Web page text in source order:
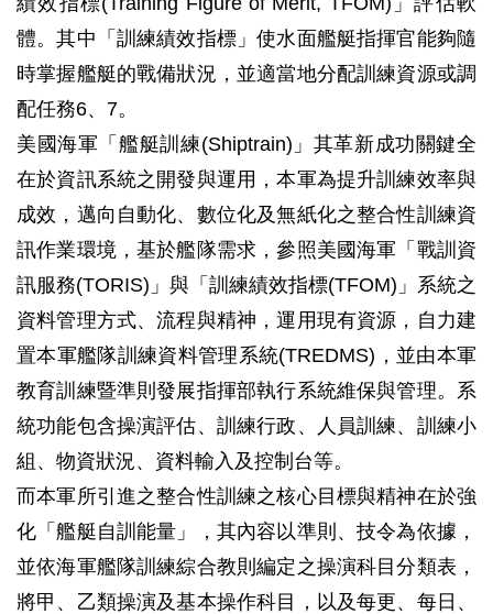
體。其中「訓練績效指標」使水面艦艇指揮官能夠隨
時掌握艦艇的戰備狀況，並適當地分配訓練資源或調
配任務6、7。
美國海軍「艦艇訓練(Shiptrain)」其革新成功關鍵全
在於資訊系統之開發與運用，本軍為提升訓練效率與
成效，邁向自動化、數位化及無紙化之整合性訓練資
訊作業環境，基於艦隊需求，參照美國海軍「戰訓資
訊服務(TORIS)」與「訓練績效指標(TFOM)」系統之
資料管理方式、流程與精神，運用現有資源，自力建
置本軍艦隊訓練資料管理系統(TREDMS)，並由本軍
教育訓練暨準則發展指揮部執行系統維保與管理。系
統功能包含操演評估、訓練行政、人員訓練、訓練小
組、物資狀況、資料輸入及控制台等。
而本軍所引進之整合性訓練之核心目標與精神在於強
化「艦艇自訓能量」，其內容以準則、技令為依據，
並依海軍艦隊訓練綜合教則編定之操演科目分類表，
將甲、乙類操演及基本操作科目，以及每更、每日、